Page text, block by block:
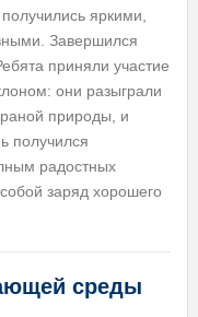
яркими,
Завершился
приняли участие
они разыграли
природы, и
получился
радостных
заряд хорошего
среды